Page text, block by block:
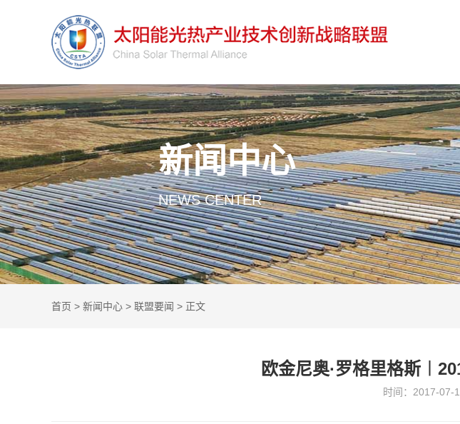
新闻中心
NEWS CENTER
首页 > 新闻中心 > 联盟要闻 > 正文
欧金尼奥·罗格里格斯
时间：2017-